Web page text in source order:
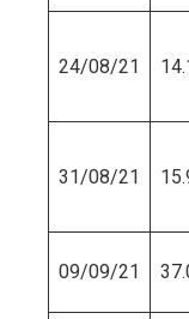
24/08/21
31/08/21
09/09/21